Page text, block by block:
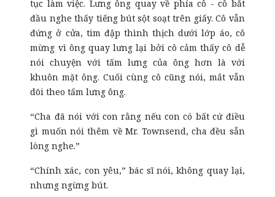
tục làm việc. Lưng ông quay về phía cô - cô bắt
đầu nghe thấy tiếng bút sột soạt trên giấy. Cô vẫn
đứng ở cửa, tim đập thình thịch dưới lớp áo, cô
mừng vì ông quay lưng lại bởi cô cảm thấy cô dễ
nói chuyện với tấm lưng của ông hơn là với
khuôn mặt ông. Cuối cùng cô cũng nói, mắt vẫn
dõi theo tấm lưng ông.
“Cha đã nói với con rằng nếu con có bất cứ điều
gì muốn nói thêm về Mr. Townsend, cha đều sẵn
lòng nghe.”
“Chính xác, con yêu,” bác sĩ nói, không quay lại,
nhưng ngừng bút.